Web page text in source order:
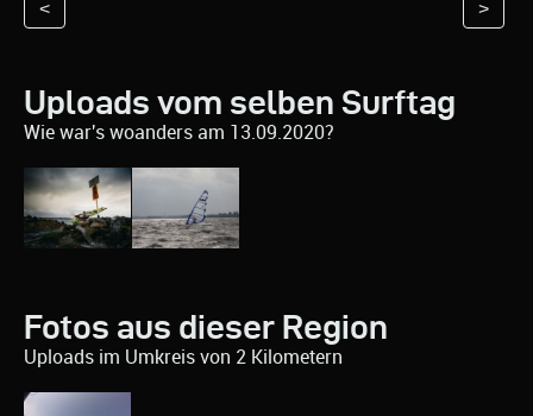
< >
Uploads vom selben Surftag
Wie war's woanders am 13.09.2020?
Fotos aus dieser Region
Uploads im Umkreis von 2 Kilometern